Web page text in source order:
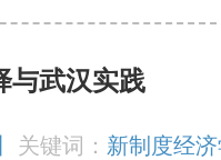
与武汉实践
关键词： 新制度经